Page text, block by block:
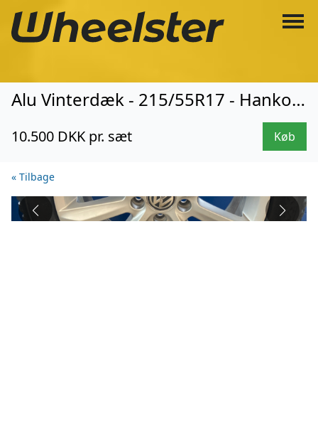
Alu Vinterdæk - 215/55R17 - Hankook (3839)
10.500 DKK pr. sæt Køb
« Tilbage